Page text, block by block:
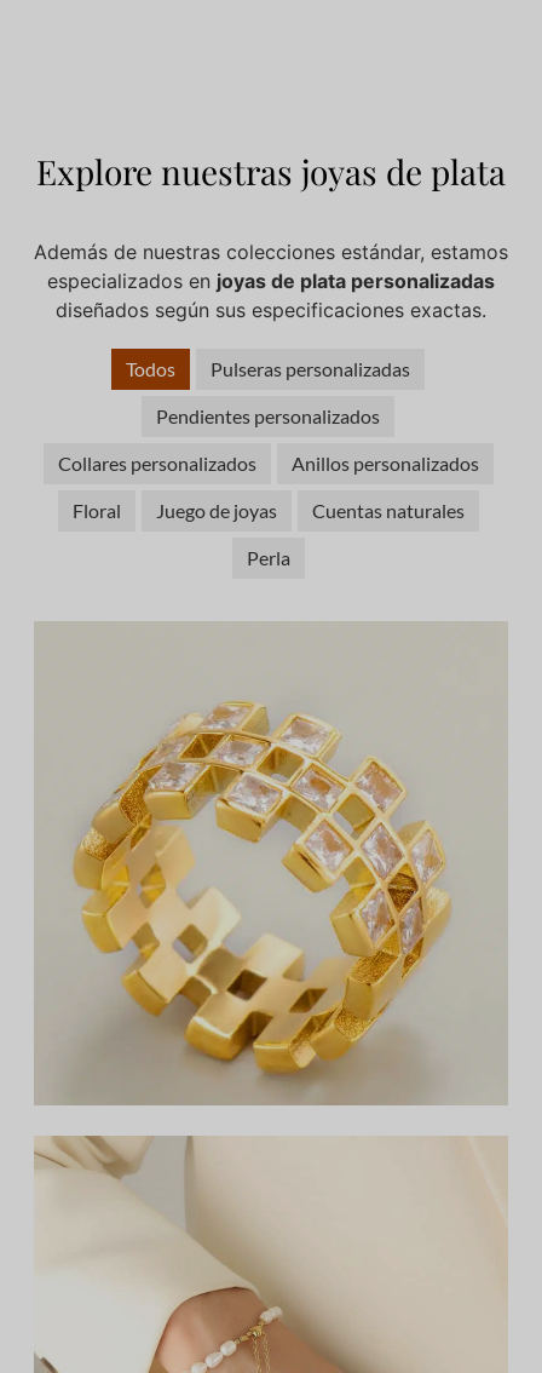
Explore nuestras joyas de plata
Además de nuestras colecciones estándar, estamos
especializados en joyas de plata personalizadas
diseñados según sus especificaciones exactas.
Todos Pulseras personalizadas
Pendientes personalizados
Collares personalizados Anillos personalizados
Floral Juego de joyas Cuentas naturales
Perla